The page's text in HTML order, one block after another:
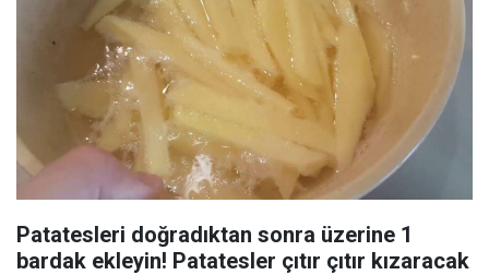
Patatesleri doğradıktan sonra üzerine 1
bardak ekleyin! Patatesler çıtır çıtır kızaracak